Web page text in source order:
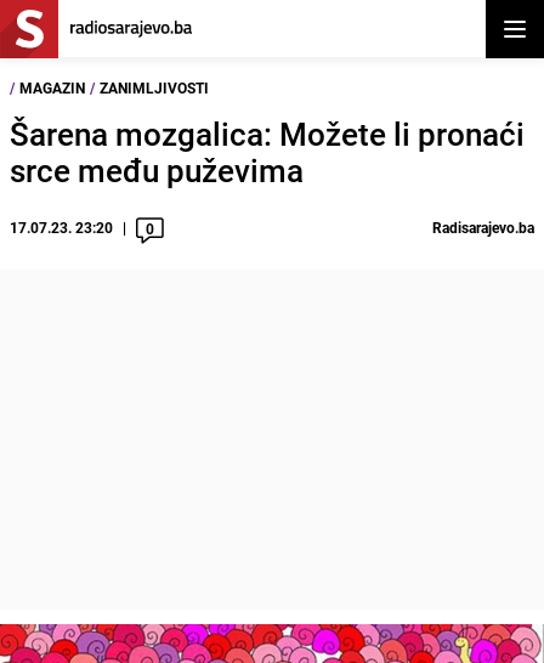
/ MAGAZIN / ZANIMLJIVOSTI
Šarena mozgalica: Možete li pronaći
srce među puževima
17.07.23. 23:20 0 Radisarajevo.ba